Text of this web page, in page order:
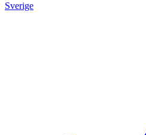
Sverige